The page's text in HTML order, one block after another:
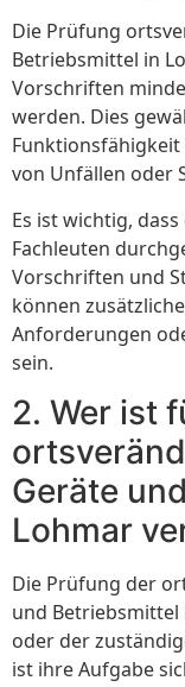
Die Prüfung
Betriebsmittel in
Vorschriften
werden. Dies
von Unfällen oder
Es ist wichtig,
Fachleuten
Vorschriften und
können
Anforderungen
sein.
2. Wer ist
Geräte
Lohmar
Die Prüfung der
und
oder der
ist ihre Aufgabe